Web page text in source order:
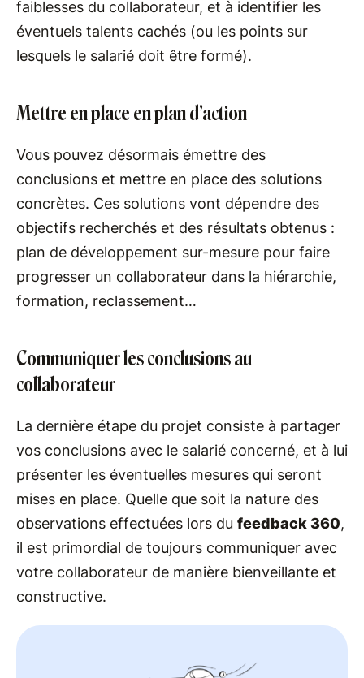
faiblesses du collaborateur, et à identifier les
éventuels talents cachés (ou les points sur
lesquels le salarié doit être formé).
Mettre en place en plan d’action
Vous pouvez désormais émettre des
conclusions et mettre en place des solutions
concrètes. Ces solutions vont dépendre des
objectifs recherchés et des résultats obtenus :
plan de développement sur-mesure pour faire
progresser un collaborateur dans la hiérarchie,
formation, reclassement…
Communiquer les conclusions au
collaborateur
La dernière étape du projet consiste à partager
vos conclusions avec le salarié concerné, et à lui
présenter les éventuelles mesures qui seront
mises en place. Quelle que soit la nature des
observations effectuées lors du feedback 360,
il est primordial de toujours communiquer avec
votre collaborateur de manière bienveillante et
constructive.